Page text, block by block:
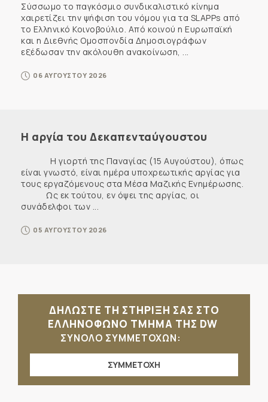
Σύσσωμο το παγκόσμιο συνδικαλιστικό κίνημα
χαιρετίζει την ψήφιση του νόμου για τα SLAPPs από
το Ελληνικό Κοινοβούλιο. Από κοινού η Ευρωπαϊκή
και η Διεθνής Ομοσπονδία Δημοσιογράφων
εξέδωσαν την ακόλουθη ανακοίνωση, ...
06 ΑΥΓΟΥΣΤΟΥ 2026
Η αργία του Δεκαπενταύγουστου
Η γιορτή της Παναγίας (15 Αυγούστου), όπως
είναι γνωστό, είναι ημέρα υποχρεωτικής αργίας για
τους εργαζόμενους στα Μέσα Μαζικής Ενημέρωσης.
Ως εκ τούτου, εν όψει της αργίας, οι
συνάδελφοι των ...
05 ΑΥΓΟΥΣΤΟΥ 2026
ΔΗΛΩΣΤΕ ΤΗ ΣΤΗΡΙΞΗ ΣΑΣ ΣΤΟ
ΕΛΛΗΝΟΦΩΝΟ ΤΜΗΜΑ ΤΗΣ DW
ΣΥΝΟΛΟ ΣΥΜΜΕΤΟΧΩΝ:
ΣΥΜΜΕΤΟΧΗ